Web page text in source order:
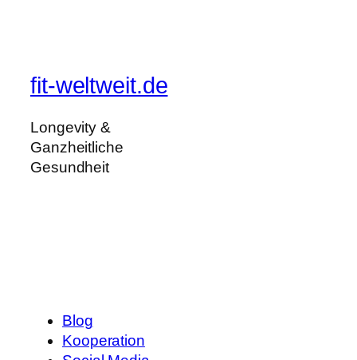
fit-weltweit.de
Longevity &
Ganzheitliche
Gesundheit
Blog
Kooperation